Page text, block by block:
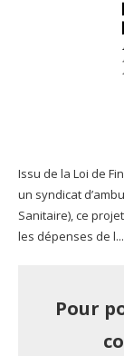
Issu de la Loi de
un syndicat
Sanitaire), ce
les dépenses de l...
Pour